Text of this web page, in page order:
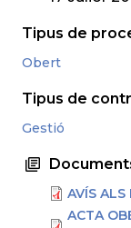
Tipus de
Obert
Tipus de
Gestió
AVÍS ALS
ACTA